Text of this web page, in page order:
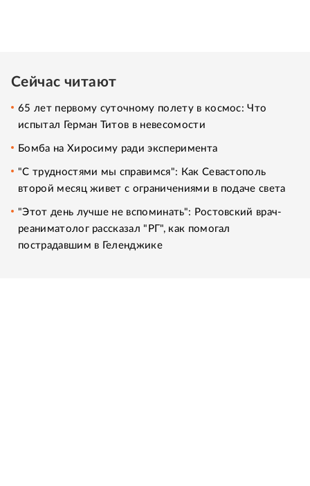
Сейчас читают
65 лет первому суточному полету в космос: Что
испытал Герман Титов в невесомости
Бомба на Хиросиму ради эксперимента
"С трудностями мы справимся": Как Севастополь
второй месяц живет с ограничениями в подаче света
"Этот день лучше не вспоминать": Ростовский врач-
реаниматолог рассказал "РГ", как помогал
пострадавшим в Геленджике